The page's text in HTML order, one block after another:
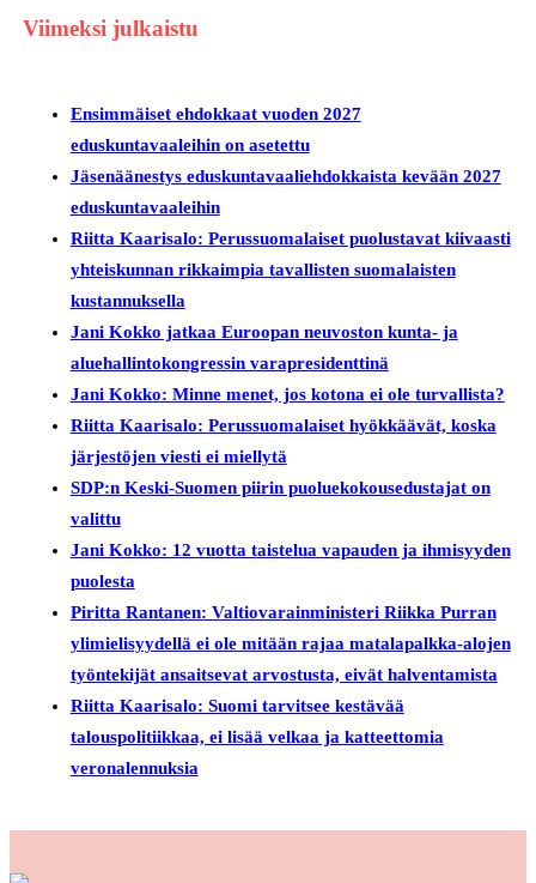
Viimeksi julkaistu
Ensimmäiset ehdokkaat vuoden 2027
eduskuntavaaleihin on asetettu
Jäsenäänestys eduskuntavaaliehdokkaista kevään 2027
eduskuntavaaleihin
Riitta Kaarisalo: Perussuomalaiset puolustavat kiivaasti
yhteiskunnan rikkaimpia tavallisten suomalaisten
kustannuksella
Jani Kokko jatkaa Euroopan neuvoston kunta- ja
aluehallintokongressin varapresidenttinä
Jani Kokko: Minne menet, jos kotona ei ole turvallista?
Riitta Kaarisalo: Perussuomalaiset hyökkäävät, koska
järjestöjen viesti ei miellytä
SDP:n Keski-Suomen piirin puoluekokousedustajat on
valittu
Jani Kokko: 12 vuotta taistelua vapauden ja ihmisyyden
puolesta
Piritta Rantanen: Valtiovarainministeri Riikka Purran
ylimielisyydellä ei ole mitään rajaa matalapalkka-alojen
työntekijät ansaitsevat arvostusta, eivät halventamista
Riitta Kaarisalo: Suomi tarvitsee kestävää
talouspolitiikkaa, ei lisää velkaa ja katteettomia
veronalennuksia